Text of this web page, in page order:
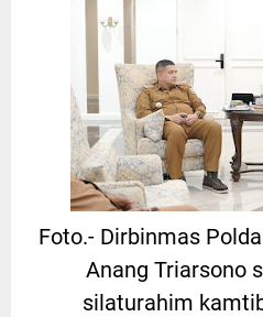
Foto.- Dirbinmas
Anang Triarsono
silaturahim